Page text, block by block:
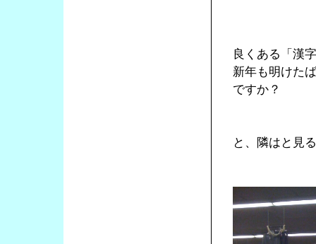
良くある「漢
新年も明けた
ですか？
と、隣はと見